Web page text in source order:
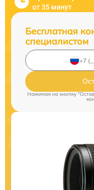
от 35 минут
Бесплатная
специалистом
Нажимая на кнопку